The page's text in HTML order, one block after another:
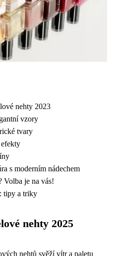
nehty 2023
vzory
tvary
s moderním nádechem
Volba je na vás!
tipy a triky
nehty 2025
nehtů svěží vítr a paletu